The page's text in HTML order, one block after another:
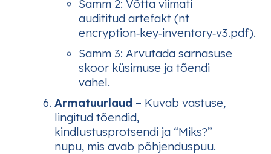
Samm 2: Võtta viimati
audititud artefakt (nt
encryption‑key‑inventory‑v3.pdf).
Samm 3: Arvutada sarnasuse
skoor küsimuse ja tõendi
vahel.
Armatuurlaud – Kuvab vastuse,
lingitud tõendid,
kindlustusprotsendi ja “Miks?”
nupu, mis avab põhjenduspuu.